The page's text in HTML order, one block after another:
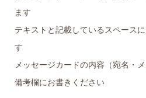
ます
テキストと記載しているスペース
す
メッセージカードの内容（宛名・
備考欄にお書きください